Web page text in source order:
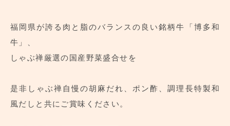
福岡県が誇る肉と脂のバランスの良い銘柄牛「博多和
牛」、
しゃぶ禅厳選の国産野菜盛合せを
是非しゃぶ禅自慢の胡麻だれ、ポン酢、調理長特製和
風だしと共にご賞味ください。